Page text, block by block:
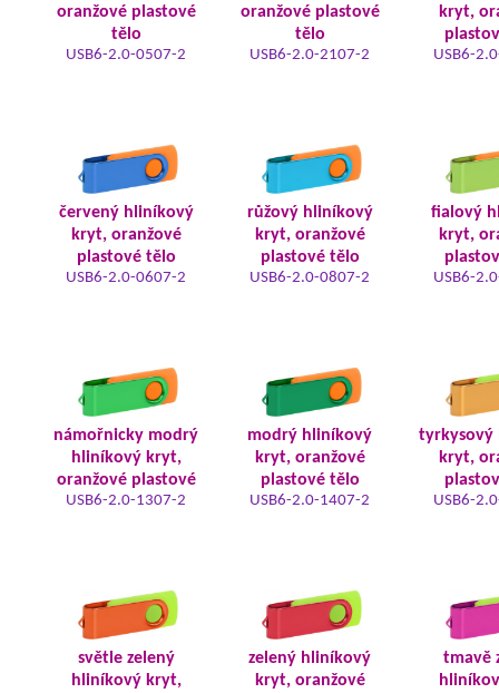
oranžové plastové
tělo
USB6-2.0-0507-2
oranžové plastové
tělo
USB6-2.0-2107-2
kryt,
USB6-
červený hliníkový
kryt, oranžové
plastové tělo
USB6-2.0-0607-2
růžový hliníkový
kryt, oranžové
plastové tělo
USB6-2.0-0807-2
fialový
kryt,
USB6-
námořnicky modrý
hliníkový kryt,
oranžové plastové
USB6-2.0-1307-2
modrý hliníkový
kryt, oranžové
plastové tělo
USB6-2.0-1407-2
tyrkysový
kryt,
USB6-
světle zelený
hliníkový kryt,
zelený hliníkový
kryt, oranžové
tmavě